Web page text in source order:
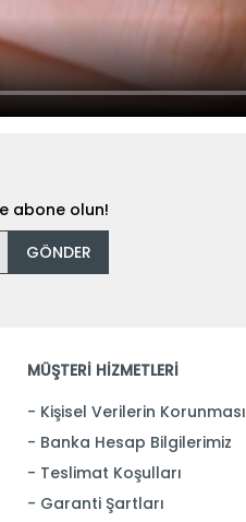
abone olun!
GÖNDER
MÜŞTERİ HİZMETLERİ
Kişisel Verilerin Korunması
Banka Hesap Bilgilerimiz
Teslimat Koşulları
Garanti Şartları